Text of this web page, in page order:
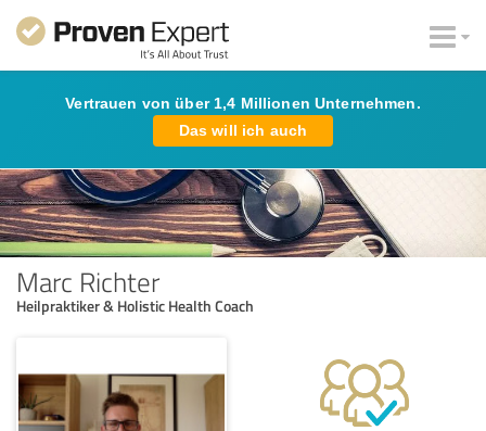
Vertrauen von über 1,4 Millionen Unternehmen.
Das will ich auch
Marc Richter
Heilpraktiker & Holistic Health Coach